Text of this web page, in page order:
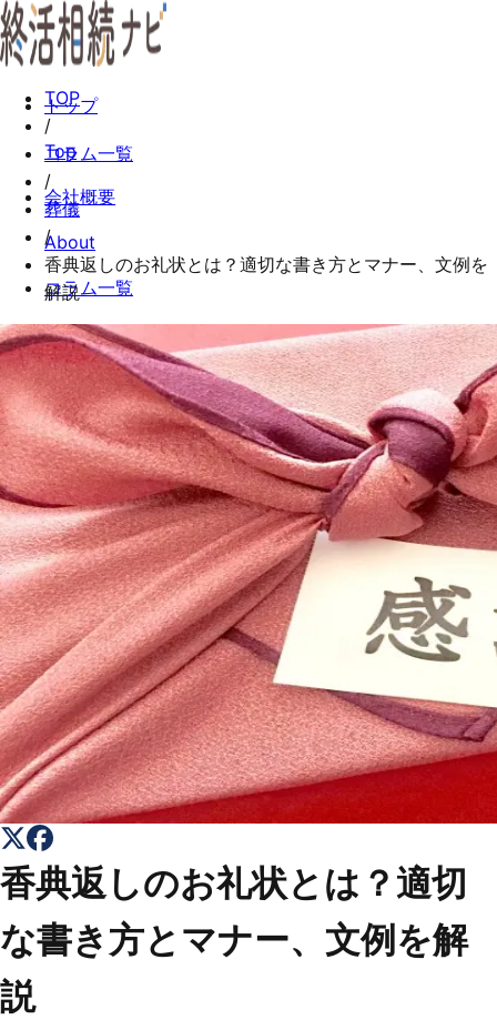
トップ
Top
会社概要
About
コラム一覧
Columns
お問い合わせ
Contact
トップ
Top
会社概要
About
コラム一覧
Columns
お問い合わせ
Contact
TOP
/
コラム一覧
/
葬儀
/
香典返しのお礼状とは？適切な書き方とマナー、文例を
解説
香典返しのお礼状とは？適切
な書き方とマナー、文例を解
説